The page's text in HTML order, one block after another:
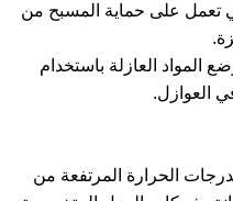
تعمل على حماية المسبح من
العازلة باستخدام
العوازل.
الحرارة المرتفعة من